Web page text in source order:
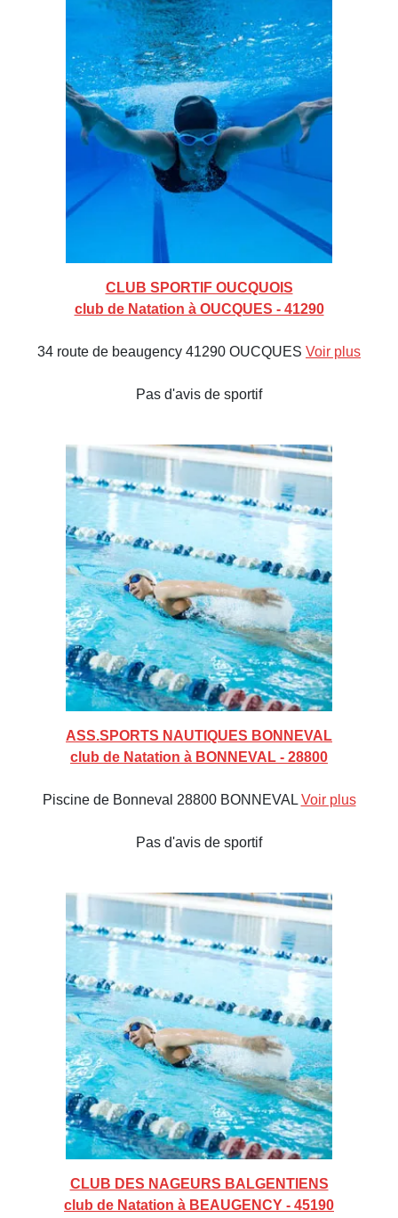
CLUB SPORTIF OUCQUOIS
club de Natation à OUCQUES - 41290
34 route de beaugency 41290 OUCQUES Voir plus
Pas d'avis de sportif
ASS.SPORTS NAUTIQUES BONNEVAL
club de Natation à BONNEVAL - 28800
Piscine de Bonneval 28800 BONNEVAL Voir plus
Pas d'avis de sportif
CLUB DES NAGEURS BALGENTIENS
club de Natation à BEAUGENCY - 45190